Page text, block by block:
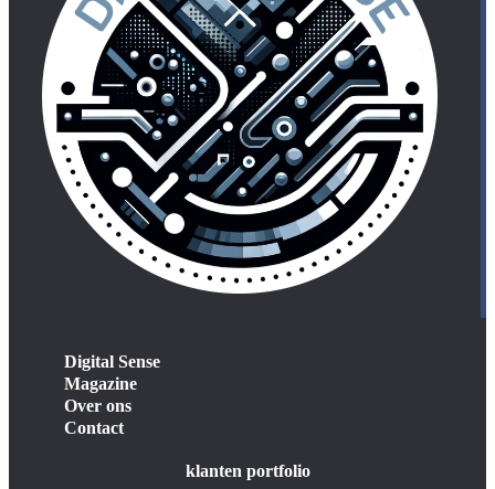
Digital Sense
Magazine
Over ons
Contact
klanten portfolio